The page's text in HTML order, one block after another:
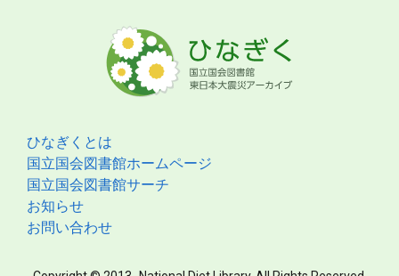
ひなぎくとは
国立国会図書館ホームページ
国立国会図書館サーチ
お知らせ
お問い合わせ